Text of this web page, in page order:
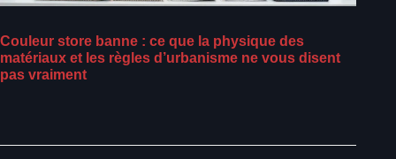
Couleur store banne : ce que la physique des
matériaux et les règles d’urbanisme ne vous disent
pas vraiment